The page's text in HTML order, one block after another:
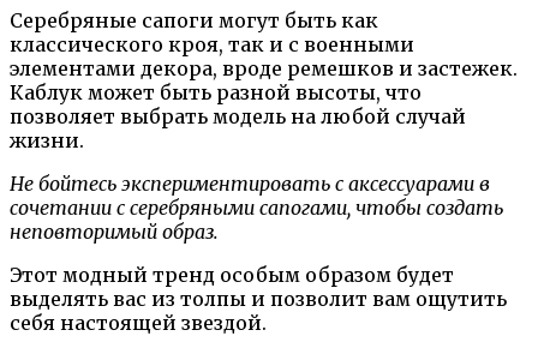
Серебряные сапоги могут быть как
классического кроя, так и с военными
элементами декора, вроде ремешков и застежек.
Каблук может быть разной высоты, что
позволяет выбрать модель на любой случай
жизни.
Не бойтесь экспериментировать с аксессуарами в
сочетании с серебряными сапогами, чтобы создать
неповторимый образ.
Этот модный тренд особым образом будет
выделять вас из толпы и позволит вам ощутить
себя настоящей звездой.